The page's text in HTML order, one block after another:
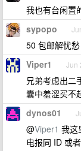
我也有台闲置
sypopo
50 包邮解忧愁
Viper1 Jun
兄弟考虑出二
囊中羞涩买不
dynos01
@Viper1 我这
电报同 ID 或